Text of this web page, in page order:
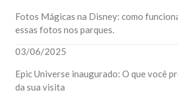
Fotos Mágicas na Disney: como
essas fotos nos parques.
03/06/2025
Epic Universe inaugurado: O que você
da sua visita